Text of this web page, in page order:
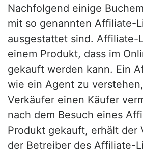
Nachfolgend einige
mit so genannten Affiliate-
ausgestattet sind. Affiliate-
einem Produkt, dass im
gekauft werden kann. Ein
wie ein Agent zu
Verkäufer einen Käufer
nach dem Besuch eines
Produkt gekauft, erhält der
der Betreiber des Affiliate-